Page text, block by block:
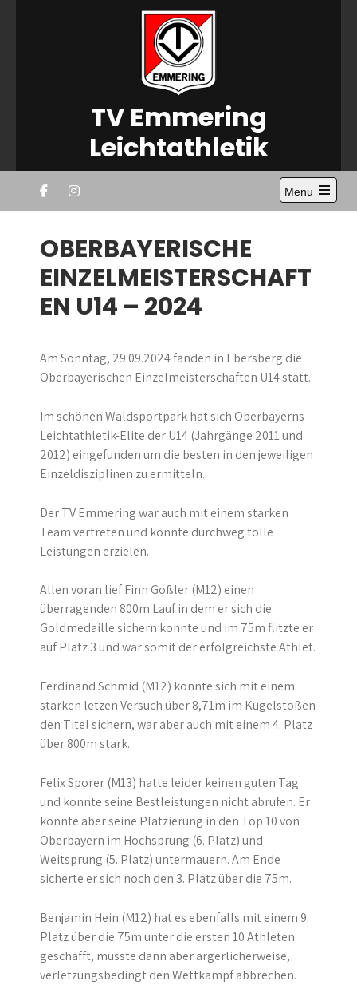
TV Emmering
Leichtathletik
Menu
OBERBAYERISCHE
EINZELMEISTERSCHAFT
EN U14 – 2024
Am Sonntag, 29.09.2024 fanden in Ebersberg die
Oberbayerischen Einzelmeisterschaften U14 statt.
Im schönen Waldsportpark hat sich Oberbayerns
Leichtathletik-Elite der U14 (Jahrgänge 2011 und
2012) eingefunden um die besten in den jeweiligen
Einzeldisziplinen zu ermitteln.
Der TV Emmering war auch mit einem starken
Team vertreten und konnte durchweg tolle
Leistungen erzielen.
Allen voran lief Finn Goßler (M12) einen
überragenden 800m Lauf in dem er sich die
Goldmedaille sichern konnte und im 75m flitzte er
auf Platz 3 und war somit der erfolgreichste Athlet.
Ferdinand Schmid (M12) konnte sich mit einem
starken letzen Versuch über 8,71m im Kugelstoßen
den Titel sichern, war aber auch mit einem 4. Platz
über 800m stark.
Felix Sporer (M13) hatte leider keinen guten Tag
und konnte seine Bestleistungen nicht abrufen. Er
konnte aber seine Platzierung in den Top 10 von
Oberbayern im Hochsprung (6. Platz) und
Weitsprung (5. Platz) untermauern. Am Ende
sicherte er sich noch den 3. Platz über die 75m.
Benjamin Hein (M12) hat es ebenfalls mit einem 9.
Platz über die 75m unter die ersten 10 Athleten
geschafft, musste dann aber ärgerlicherweise,
verletzungsbedingt den Wettkampf abbrechen.